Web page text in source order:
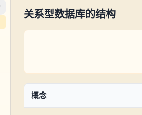
关系型数据库的结构
概念